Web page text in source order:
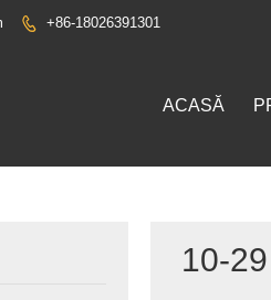
 +86-18026391301
ACASĂ
10-29